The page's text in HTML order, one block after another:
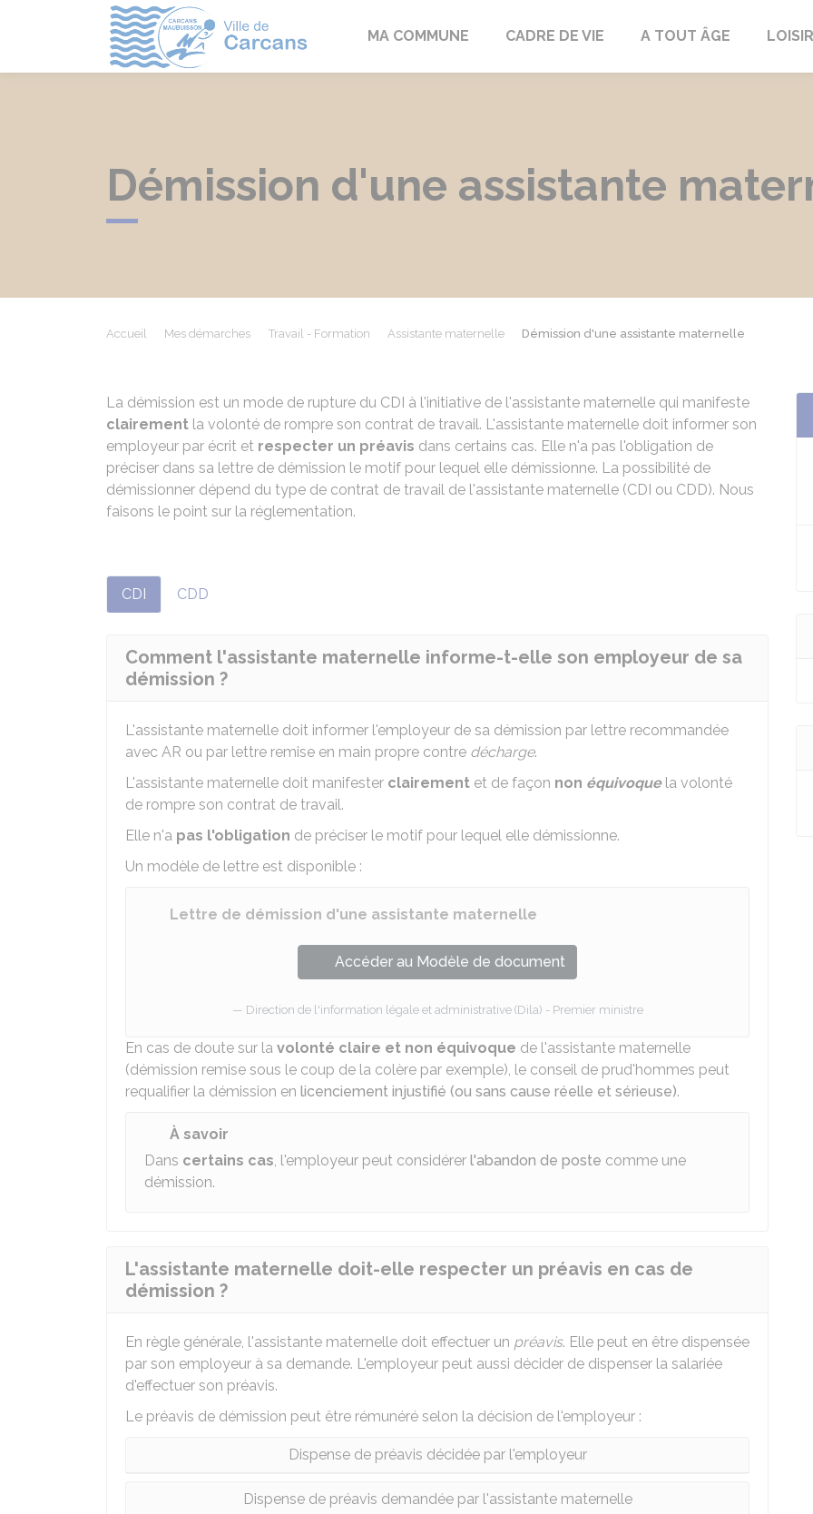
CarcansMA COMMUNE CADRE DE VIE A TOUT ÂGE
Démission d'une assistante
Accueil Mes démarches Travail - Formation Assistante maternelle Démission d'une assistante maternelle
La démission est un mode de rupture du CDI à l'initiative de l'assistante maternelle qui manifeste
clairement la volonté de rompre son contrat de travail. L'assistante maternelle doit informer son
employeur par écrit et respecter un préavis dans certains cas. Elle n'a pas l'obligation de
préciser dans sa lettre de démission le motif pour lequel elle démissionne. La possibilité de
démissionner dépend du type de contrat de travail de l'assistante maternelle (CDI ou CDD). Nous
faisons le point sur la réglementation.
CDI CDD
Comment l'assistante maternelle informe-t-elle son employeur de sa
démission ?
L'assistante maternelle doit informer l'employeur de sa démission par lettre recommandée
avec AR ou par lettre remise en main propre contre décharge.
L'assistante maternelle doit manifester clairement et de façon non équivoquela volonté
de rompre son contrat de travail.
Elle n'a pas l'obligation de préciser le motif pour lequel elle démissionne.
Un modèle de lettre est disponible :
Lettre de démission d'une assistante maternelle
Accéder au Modèle de document
Direction de l'information légale et administrative (Dila) - Premier ministre
En cas de doute sur la volonté claire et non équivoque de l'assistante maternelle
(démission remise sous le coup de la colère par exemple), le conseil de prud'hommes peut
requalifier la démission en licenciement injustifié (ou sans cause réelle et sérieuse).
À savoir
Dans certains cas, l'employeur peut considérer l'abandon de poste comme une
démission.
L'assistante maternelle doit-elle respecter un préavis en cas de
démission ?
En règle générale, l'assistante maternelle doit effectuer un préavis. Elle peut en être dispensée
par son employeur à sa demande. L'employeur peut aussi décider de dispenser la salariée
d'effectuer son préavis.
Le préavis de démission peut être rémunéré selon la décision de l'employeur :
Dispense de préavis décidée par l'employeur
Dispense de préavis demandée par l'assistante maternelle